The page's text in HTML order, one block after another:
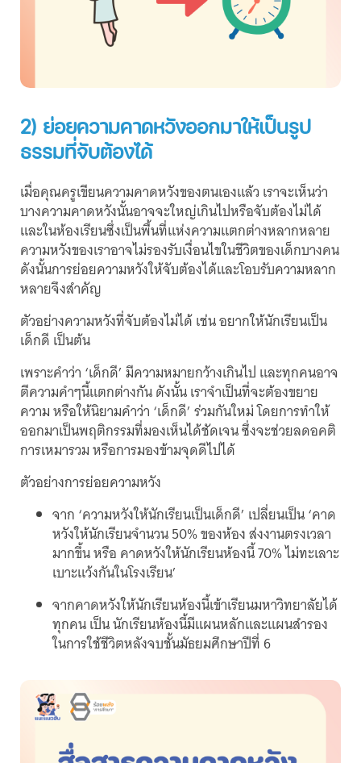
2) ย่อยความคาดหวังออกมาให้เป็นรูป
ธรรมที่จับต้องได้
เมื่อคุณครูเขียนความคาดหวังของตนเองแล้ว เราจะเห็นว่า
บางความคาดหวังนั้นอาจจะใหญ่เกินไปหรือจับต้องไม่ได้
และในห้องเรียนซึ่งเป็นพื้นที่แห่งความแตกต่างหลากหลาย
ความหวังของเราอาจไม่รองรับเงื่อนไขในชีวิตของเด็กบางคน
ดังนั้นการย่อยความหวังให้จับต้องได้และโอบรับความหลาก
หลายจึงสำคัญ
ตัวอย่างความหวังที่จับต้องไม่ได้ เช่น อยากให้นักเรียนเป็น
เด็กดี เป็นต้น
เพราะคำว่า ‘เด็กดี’ มีความหมายกว้างเกินไป และทุกคนอาจ
ตีความคำๆนี้แตกต่างกัน ดังนั้น เราจำเป็นที่จะต้องขยาย
ความ หรือให้นิยามคำว่า ‘เด็กดี’ ร่วมกันใหม่ โดยการทำให้
ออกมาเป็นพฤติกรรมที่มองเห็นได้ชัดเจน ซึ่งจะช่วยลดอคติ
การเหมารวม หรือการมองข้ามจุดดีไปได้
ตัวอย่างการย่อยความหวัง
จาก ‘ความหวังให้นักเรียนเป็นเด็กดี’ เปลี่ยนเป็น ‘คาด
หวังให้นักเรียนจำนวน 50% ของห้อง ส่งงานตรงเวลา
มากขึ้น หรือ คาดหวังให้นักเรียนห้องนี้ 70% ไม่ทะเลาะ
เบาะแว้งกันในโรงเรียน’
จากคาดหวังให้นักเรียนห้องนี้เข้าเรียนมหาวิทยาลัยได้
ทุกคน เป็น นักเรียนห้องนี้มีแผนหลักและแผนสำรอง
ในการใช้ชีวิตหลังจบชั้นมัธยมศึกษาปีที่ 6